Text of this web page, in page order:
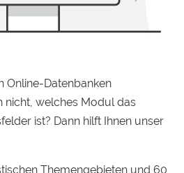
Online-Datenbanken
nicht, welches Modul das
ist? Dann hilft Ihnen unser
Themengebieten und 60